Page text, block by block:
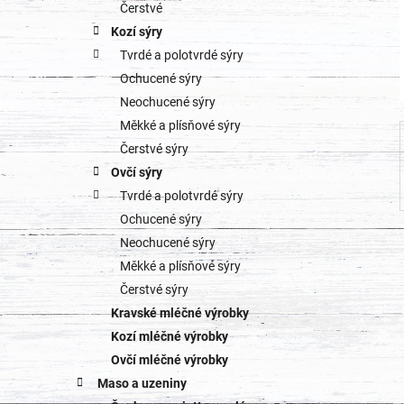
n
n
e
l
i
Čerstvé
Kozí sýry
Tvrdé a polotvrdé sýry
Ochucené sýry
Neochucené sýry
Měkké a plísňové sýry
Čerstvé sýry
Ovčí sýry
Tvrdé a polotvrdé sýry
Ochucené sýry
Neochucené sýry
Měkké a plísňové sýry
Čerstvé sýry
Kravské mléčné výrobky
Kozí mléčné výrobky
Ovčí mléčné výrobky
Maso a uzeniny